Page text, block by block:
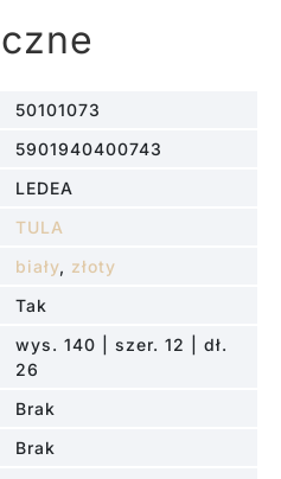
50101073
5901940400743
LEDEA
TULA
biały, złoty
Tak
wys. 140 | szer. 12 | dł.
26
Brak
Brak